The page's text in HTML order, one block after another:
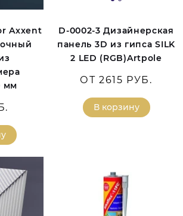
Axxent
мм
D-0002-3 Дизайнерская
панель 3D из гипса SILK
2 LED (RGB)Artpole
ОТ 2615 РУБ.
В корзину